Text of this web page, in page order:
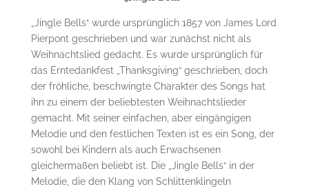
„Jingle Bells“ wurde ursprünglich 1857 von James Lord
Pierpont geschrieben und war zunächst nicht als
Weihnachtslied gedacht. Es wurde ursprünglich für
das Erntedankfest „Thanksgiving“ geschrieben, doch
der fröhliche, beschwingte Charakter des Songs hat
ihn zu einem der beliebtesten Weihnachtslieder
gemacht. Mit seiner einfachen, aber eingängigen
Melodie und den festlichen Texten ist es ein Song, der
sowohl bei Kindern als auch Erwachsenen
gleichermaßen beliebt ist. Die „Jingle Bells“ in der
Melodie, die den Klang von Schlittenklingeln